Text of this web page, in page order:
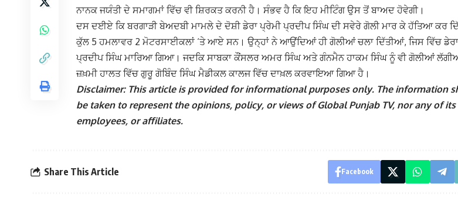
ਨਾਨਕ ਜਯੰਤੀ ਦੇ ਸਮਾਗਮਾਂ ਵਿੱਚ ਵੀ ਸ਼ਿਰਕਤ ਕਰਨੀ ਹੈ। ਸੰਭਵ ਹੈ ਕਿ ਇਹ ਮੀਟਿੰਗ ਉਸ ਤੋਂ ਬਾਅਦ ਹੋਵੇਗੀ।
ਦਸ ਦਈਏ ਕਿ ਬਰਗਾੜੀ ਬੇਅਦਬੀ ਮਾਮਲੇ ਦੇ ਦੋਸ਼ੀ ਡੇਰਾ ਪ੍ਰੇਮੀ ਪ੍ਰਦੀਪ ਸਿੰਘ ਦੀ ਸਵੇਰੇ ਗੋਲੀ ਮਾਰ ਕੇ ਹੱਤਿਆ ਕਰ
ਕੁੱਲ 5 ਹਮਲਾਵਰ 2 ਮੋਟਰਸਾਈਕਲਾਂ ‘ਤੇ ਆਏ ਸਨ। ਉਨ੍ਹਾਂ ਨੇ ਆਉਂਦਿਆਂ ਹੀ ਗੋਲੀਆਂ ਚਲਾ ਦਿੱਤੀਆਂ, ਜਿਸ ਵਿੱਚ
ਪ੍ਰਦੀਪ ਸਿੰਘ ਮਾਰਿਆ ਗਿਆ। ਜਦਕਿ ਸਾਬਕਾ ਕੌਂਸਲਰ ਅਮਰ ਸਿੰਘ ਅਤੇ ਗੰਨਮੈਨ ਹਾਕਮ ਸਿੰਘ ਨੂੰ ਵੀ ਗੋਲੀਆਂ
ਜ਼ਖ਼ਮੀ ਹਾਲਤ ਵਿੱਚ ਗੁਰੂ ਗੋਬਿੰਦ ਸਿੰਘ ਮੈਡੀਕਲ ਕਾਲਜ ਵਿੱਚ ਦਾਖ਼ਲ ਕਰਵਾਇਆ ਗਿਆ ਹੈ।
Disclaimer: This article is provided for informational purposes only. The information
be taken to represent the opinions, policy, or views of Global Punjab TV, nor any of
employees, or affiliates.
Share This Article Facebook